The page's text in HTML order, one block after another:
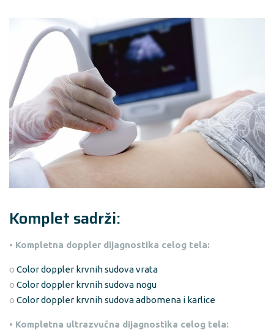
Komplet sadrži:
• Kompletna doppler dijagnostika celog tela:
o Color doppler krvnih sudova vrata
o Color doppler krvnih sudova nogu
o Color doppler krvnih sudova adbomena i karlice
• Kompletna ultrazvučna dijagnostika celog tela: